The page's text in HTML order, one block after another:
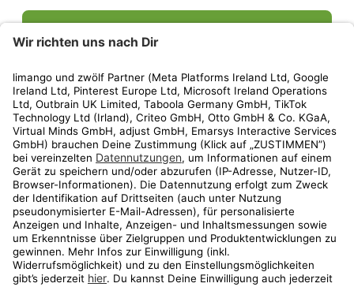
Weiter
Privatsphäre-EinstellungenAGBDatenschutzCompliance
GeschenkgutscheinbedingungenImpressumHelp Center